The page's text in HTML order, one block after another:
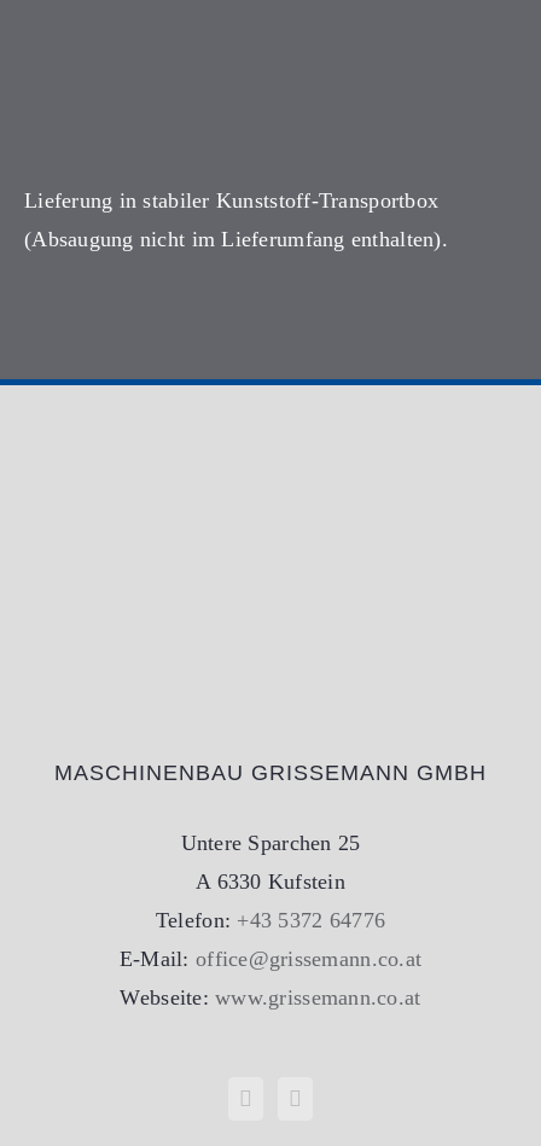
Lieferung in stabiler Kunststoff-Transportbox
(Absaugung nicht im Lieferumfang enthalten).
MASCHINENBAU GRISSEMANN GMBH
Untere Sparchen 25
A 6330 Kufstein
Telefon: +43 5372 64776
E-Mail: office@grissemann.co.at
Webseite:www.grissemann.co.at